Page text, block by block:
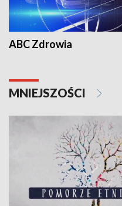
ABC Zdrowia
MNIEJSZOŚCI